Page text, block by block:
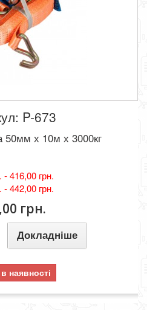
P-673
50мм х 10м х 3000кг
-416,00 грн.
-442,00 грн.
грн.
Докладніше
наявності